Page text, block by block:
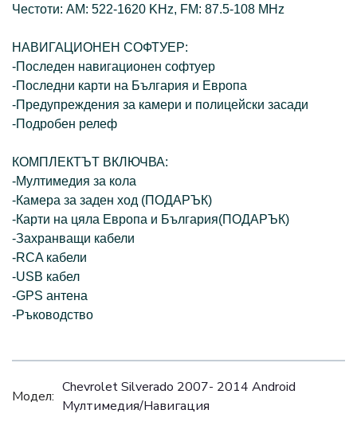
Честоти: AM: 522-1620 KHz, FM: 87.5-108 MHz
НАВИГАЦИОНЕН СОФТУЕР:
-Последен навигационен софтуер
-Последни карти на България и Европа
-Предупреждения за камери и полицейски засади
-Подробен релеф
КОМПЛЕКТЪТ ВКЛЮЧВА:
-Мултимедия за кола
-Камера за заден ход (ПОДАРЪК)
-Карти на цяла Европа и България(ПОДАРЪК)
-Захранващи кабели
-RCA кабели
-USB кабел
-GPS антена
-Ръководство
Модел:
Chevrolet Silverado 2007- 2014 Android
Mултимедия/Навигация